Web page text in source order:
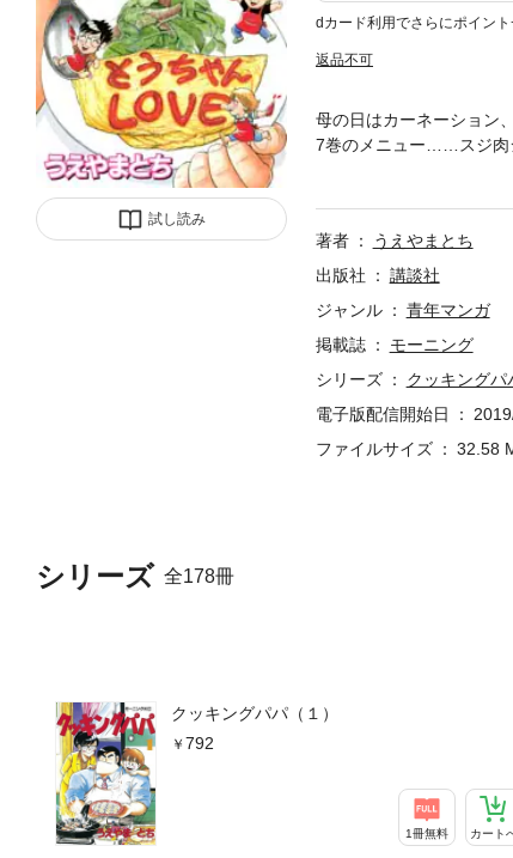
試し読み
dカード利用でさらにポイン
返品不可
シリーズ 全178冊
クッキングパパ（１）
792
1冊無料 カート
母の日はカーネーション
7巻のメニュー……スジ肉
ントマト／トンジャオロ
著者
うえやまとち
出版社
講談社
ジャンル
青年マンガ
掲載誌
モーニング
シリーズ
クッキングパ
電子版配信開始日
ファイルサイズ
32.58